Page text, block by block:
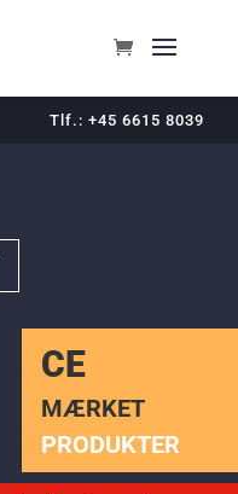
Tlf.: +45 6615 8039
CE
MÆRKET
PRODUKTER